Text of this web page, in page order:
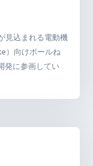
見込まれる電動機
）向けボールね
発に参画してい